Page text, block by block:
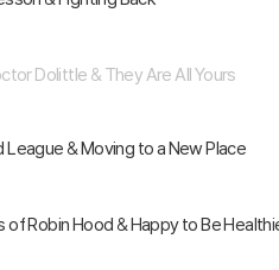
Dolittle & They Are All Yours
League & Moving to a New Place
of Robin Hood & Happy to Be